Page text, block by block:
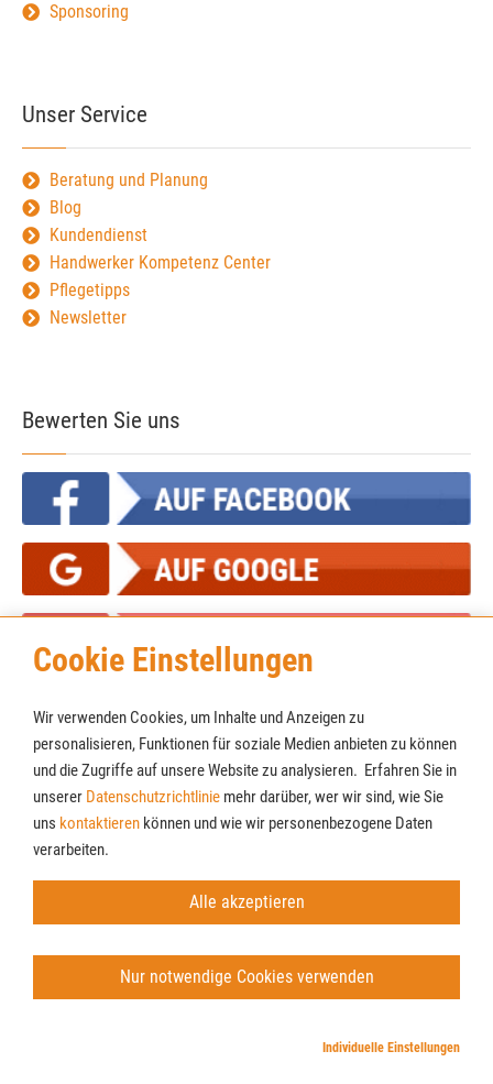
Cookie Einstellungen
Wir verwenden Cookies, um Inhalte und Anzeigen zu
personalisieren, Funktionen für soziale Medien anbieten zu können
und die Zugriffe auf unsere Website zu analysieren. Erfahren Sie in
unserer Datenschutzrichtlinie mehr darüber, wer wir sind, wie Sie
uns kontaktieren können und wie wir personenbezogene Daten
verarbeiten.
Alle akzeptieren
Nur notwendige Cookies verwenden
Individuelle Einstellungen
Sponsoring
Unser Service
Beratung und Planung
Blog
Kundendienst
Handwerker Kompetenz Center
Pflegetipps
Newsletter
Bewerten Sie uns
© Möbel Lenz GmbH & Co. KG
Cookies
Newsletter
AGB